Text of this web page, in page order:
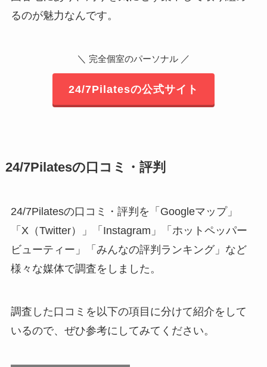
るのが魅力なんです。
＼ 完全個室のパーソナル ／
24/7Pilatesの公式サイト
24/7Pilatesの口コミ・評判
24/7Pilatesの口コミ・評判を「Googleマップ」
「X（Twitter）」「Instagram」「ホットペッパー
ビューティー」「みんなの評判ランキング」など
様々な媒体で調査をしました。
調査した口コミを以下の項目に分けて紹介をして
いるので、ぜひ参考にしてみてください。